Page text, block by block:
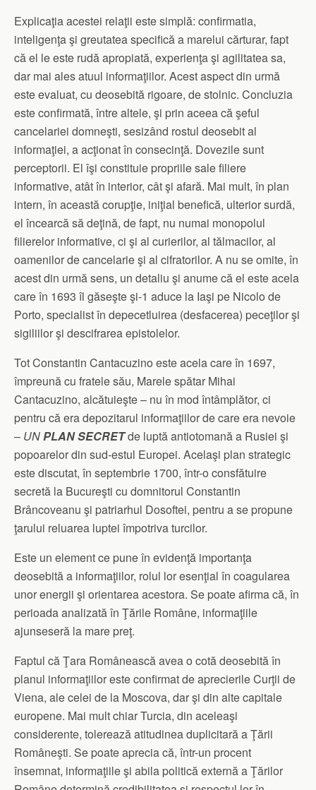
Explicaţia acestei relaţii este simplă: confirmatia,
inteligenţa şi greutatea specifică a marelui cărturar, fapt
că el le este rudă apropiată, experienţa şi agilitatea sa,
dar mai ales atuul informaţiilor. Acest aspect din urmă
este evaluat, cu deosebită rigoare, de stolnic. Concluzia
este confirmată, între altele, şi prin aceea că şeful
cancelariei domneşti, sesizând rostul deosebit al
informaţiei, a acţionat în consecinţă. Dovezile sunt
perceptorii. El îşi constituie propriile sale filiere
informative, atât în interior, cât şi afară. Mai mult, în plan
intern, în această corupţie, iniţial benefică, ulterior surdă,
el încearcă să deţină, de fapt, nu numai monopolul
filierelor informative, ci şi al curierilor, al tălmacilor, al
oamenilor de cancelarie şi al cifratorilor. A nu se omite, în
acest din urmă sens, un detaliu şi anume că el este acela
care în 1693 îl găseşte şi-1 aduce la Iaşi pe Nicolo de
Porto, specialist în depecetluirea (desfacerea) peceţilor şi
sigiliilor şi descifrarea epistolelor.
Tot Constantin Cantacuzino este acela care în 1697,
împreună cu fratele său, Marele spătar Mihai
Cantacuzino, alcătuieşte – nu în mod întâmplător, ci
pentru că era depozitarul informaţiilor de care era nevoie
– UNPLAN SECRETde luptă antiotomană a Rusiei şi
popoarelor din sud-estul Europei. Acelaşi plan strategic
este discutat, în septembrie 1700, într-o consfătuire
secretă la Bucureşti cu domnitorul Constantin
Brâncoveanu şi patriarhul Dosoftei, pentru a se propune
ţarului reluarea luptei împotriva turcilor.
Este un element ce pune în evidenţă importanţa
deosebită a informaţiilor, rolul lor esenţial în coagularea
unor energii şi orientarea acestora. Se poate afirma că, în
perioada analizată în Ţările Române, informaţiile
ajunseseră la mare preţ.
Faptul că Ţara Românească avea o cotă deosebită în
planul informaţiilor este confirmat de aprecierile Curţii de
Viena, ale celei de la Moscova, dar şi din alte capitale
europene. Mai mult chiar Turcia, din aceleaşi
considerente, tolerează atitudinea duplicitară a Ţării
Româneşti. Se poate aprecia că, într-un procent
însemnat, informaţiile şi abila politică externă a Ţărilor